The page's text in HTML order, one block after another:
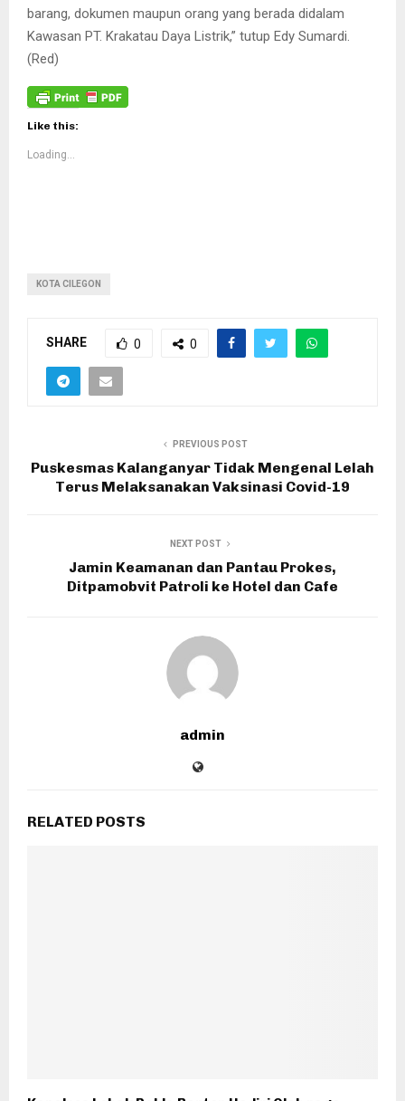
barang, dokumen maupun orang yang berada didalam
Kawasan PT. Krakatau Daya Listrik,” tutup Edy Sumardi.
(Red)
Like this:
Loading...
KOTA CILEGON
SHARE 0 0
PREVIOUS POST
Puskesmas Kalanganyar Tidak Mengenal Lelah
Terus Melaksanakan Vaksinasi Covid-19
NEXT POST
Jamin Keamanan dan Pantau Prokes,
Ditpamobvit Patroli ke Hotel dan Cafe
admin
RELATED POSTS